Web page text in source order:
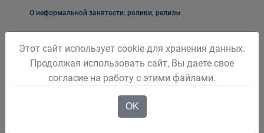
О неформальной занятости: ролики, релизы
Возможности социального контракта
Поддержка работодателей
Ведомственный контроль за соблюдением трудового
Этот сайт использует cookie для хранения данных.
Продолжая использовать сайт, Вы даете свое
согласие на работу с этими файлами.
OK